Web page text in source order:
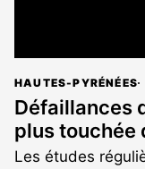
HAUTES-PYRÉNÉES
Défaillances
plus touchée
Les études